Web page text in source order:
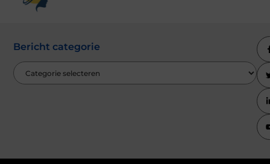
Bericht categorie